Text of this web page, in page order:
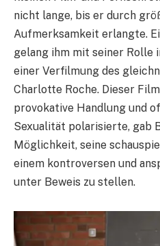
nicht lange, bis er durch
Aufmerksamkeit erlangte.
gelang ihm mit seiner Rolle
einer Verfilmung des
Charlotte Roche. Dieser
provokative Handlung und
Sexualität polarisierte, gab
Möglichkeit, seine
einem kontroversen und
unter Beweis zu stellen.